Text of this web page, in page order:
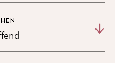
reichhaltig
Menschen